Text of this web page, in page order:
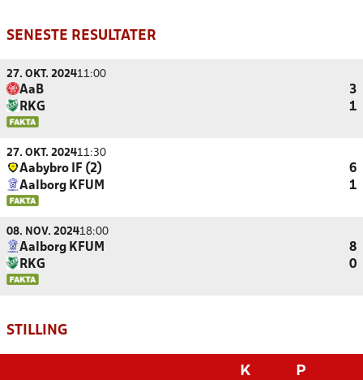
SENESTE RESULTATER
27. OKT. 202411:00
AaB
3
RKG
1
27. OKT. 202411:30
Aabybro IF (2)
6
Aalborg KFUM
1
08. NOV. 202418:00
Aalborg KFUM
8
RKG
0
STILLING
K P